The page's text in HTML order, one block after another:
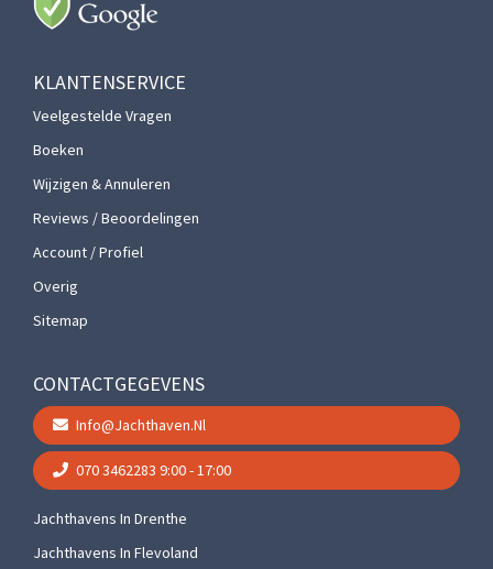
KLANTENSERVICE
Veelgestelde Vragen
Boeken
Wijzigen & Annuleren
Reviews / Beoordelingen
Account / Profiel
Overig
Sitemap
CONTACTGEGEVENS
Info@jachthaven.nl
070 3462283 9:00 - 17:00
Jachthavens In Drenthe
Jachthavens In Flevoland